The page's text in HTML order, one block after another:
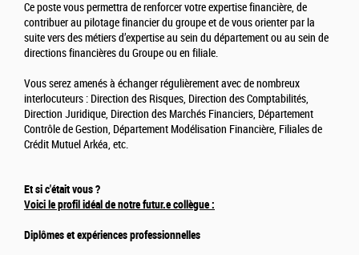
Ce poste vous permettra de renforcer votre expertise financière, de
contribuer au pilotage financier du groupe et de vous orienter par la
suite vers des métiers d’expertise au sein du département ou au sein de
directions financières du Groupe ou en filiale.
Vous serez amenés à échanger régulièrement avec de nombreux
interlocuteurs : Direction des Risques, Direction des Comptabilités,
Direction Juridique, Direction des Marchés Financiers, Département
Contrôle de Gestion, Département Modélisation Financière, Filiales de
Crédit Mutuel Arkéa, etc.
Et si c'était vous ?
Voici le profil idéal de notre futur.e collègue :
Diplômes et expériences professionnelles